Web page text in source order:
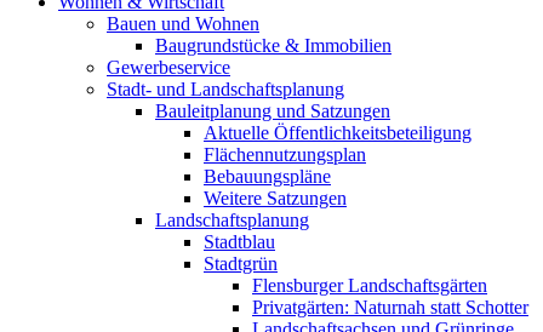
Bauen und Wohnen
Baugrundstücke & Immobilien
Gewerbeservice
Stadt- und Landschaftsplanung
Bauleitplanung und Satzungen
Aktuelle Öffentlichkeitsbeteiligung
Flächennutzungsplan
Bebauungspläne
Weitere Satzungen
Landschaftsplanung
Stadtblau
Stadtgrün
Flensburger Landschaftsgärten
Privatgärten: Naturnah statt Schotter